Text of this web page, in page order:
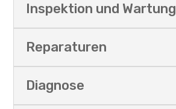
Inspektion und Wartung
Reparaturen
Diagnose